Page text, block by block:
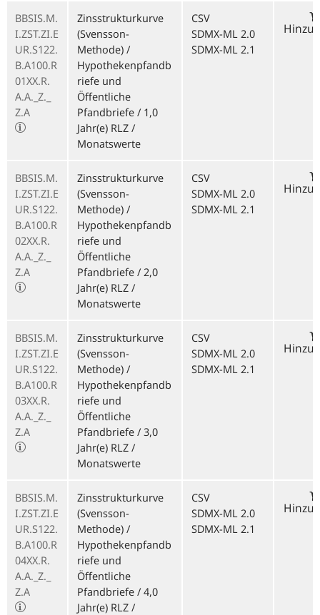
BBSIS.M.
I.ZST.ZI.E
UR.S122.
B.A100.R
01XX.R.
A.A._Z._
Z.A
Zinsstrukturkurve
(Svensson-
Methode) /
Hypothekenpfandb
riefe und
Öffentliche
Pfandbriefe / 1,0
Jahr(e) RLZ /
Monatswerte
CSV
SDMX-ML 2.0
SDMX-ML 2.1
BBSIS.M.
I.ZST.ZI.E
UR.S122.
B.A100.R
02XX.R.
A.A._Z._
Z.A
Zinsstrukturkurve
(Svensson-
Methode) /
Hypothekenpfandb
riefe und
Öffentliche
Pfandbriefe / 2,0
Jahr(e) RLZ /
Monatswerte
CSV
SDMX-ML 2.0
SDMX-ML 2.1
BBSIS.M.
I.ZST.ZI.E
UR.S122.
B.A100.R
03XX.R.
A.A._Z._
Z.A
Zinsstrukturkurve
(Svensson-
Methode) /
Hypothekenpfandb
riefe und
Öffentliche
Pfandbriefe / 3,0
Jahr(e) RLZ /
Monatswerte
CSV
SDMX-ML 2.0
SDMX-ML 2.1
BBSIS.M.
I.ZST.ZI.E
UR.S122.
B.A100.R
04XX.R.
A.A._Z._
Z.A
Zinsstrukturkurve
(Svensson-
Methode) /
Hypothekenpfandb
riefe und
Öffentliche
Pfandbriefe / 4,0
Jahr(e) RLZ /
CSV
SDMX-ML 2.0
SDMX-ML 2.1